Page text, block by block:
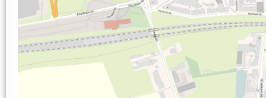
Männer und Frauen
Frauengymnastik
Frauengymnastik Gr. 02 Frauengymanstik Gr. 14
Männergruppe
Er & Sie
Fit und Gesund
Aerobic
Bodyforming Fit after work Fit Mix
Fitness-Mix
Gymnastik im Sitzen
Hocker-Gymnastik Wasser-Gymnastik